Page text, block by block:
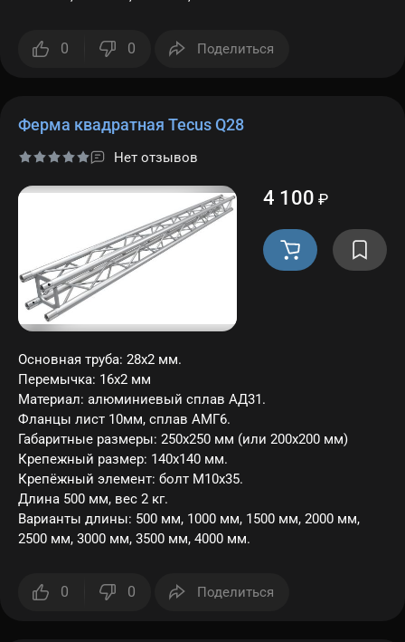
0 0 Поделиться
Ферма квадратная Tecus Q28
Нет отзывов
4 100 ₽
Основная труба: 28х2 мм.
Перемычка: 16х2 мм
Материал: алюминиевый сплав АД31.
Фланцы лист 10мм, сплав АМГ6.
Габаритные размеры: 250х250 мм (или 200х200 мм)
Крепежный размер: 140х140 мм.
Крепёжный элемент: болт M10x35.
Длина 500 мм, вес 2 кг.
Варианты длины: 500 мм, 1000 мм, 1500 мм, 2000 мм,
2500 мм, 3000 мм, 3500 мм, 4000 мм.
0 0 Поделиться